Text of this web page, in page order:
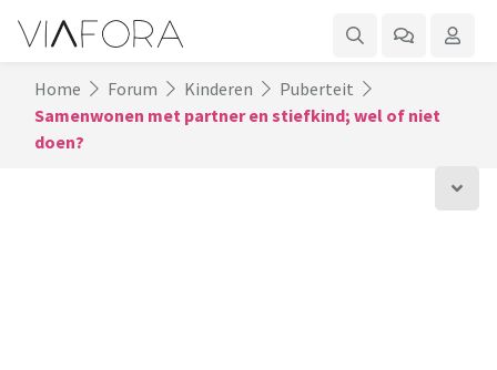
Home Forum Kinderen
Puberteit
Samenwonen met partner en stiefkind; wel of niet
doen?